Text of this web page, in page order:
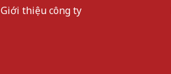
Giới thiệu công ty